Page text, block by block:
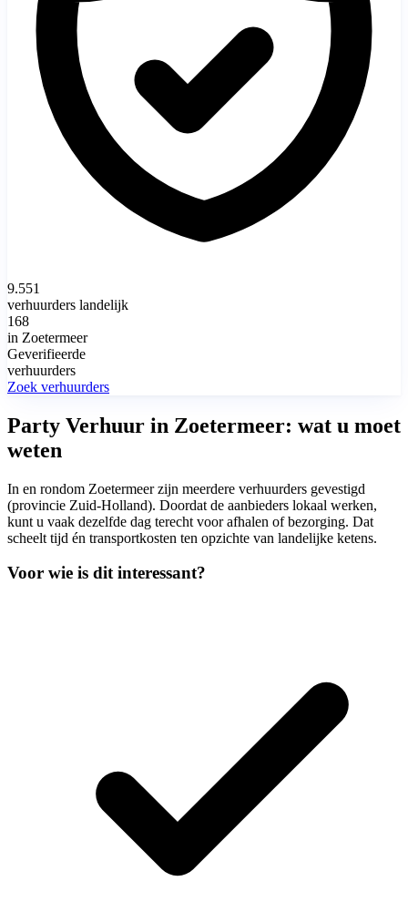
9.551
verhuurders landelijk
168
in Zoetermeer
Geverifieerde
verhuurders
Zoek verhuurders
Party Verhuur in Zoetermeer: wat u moet
weten
In en rondom Zoetermeer zijn meerdere verhuurders gevestigd
(provincie Zuid-Holland). Doordat de aanbieders lokaal werken,
kunt u vaak dezelfde dag terecht voor afhalen of bezorging. Dat
scheelt tijd én transportkosten ten opzichte van landelijke ketens.
Voor wie is dit interessant?